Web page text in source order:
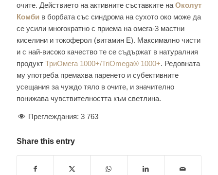
очите. Действието на активните съставките на Околут
Комбив борбата със синдрома на сухото око може да
се усили многократно с приема на омега-3 мастни
киселини и токоферол (витамин Е). Максимално чисти
и с най-високо качество те се съдържат в натуралния
продукт ТриОмега 1000+/TriOmega® 1000+. Редовната
му употреба премахва паренето и субективните
усещания за чуждо тяло в очите, и значително
понижава чувствителността към светлина.
Преглеждания: 3 763
Share this entry